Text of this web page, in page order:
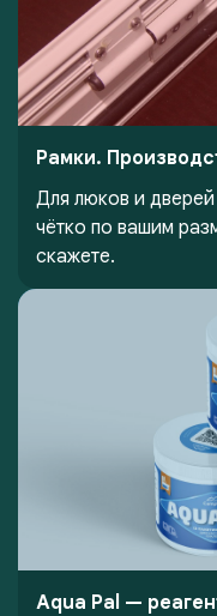
Рамки.
Для люков и
чётко по вашим
скажете.
Aqua Pal —